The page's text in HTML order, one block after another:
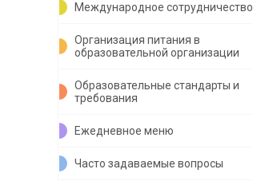
Международное сотрудничество
Организация питания в
образовательной организации
Образовательные стандарты и
требования
Ежедневное меню
Часто задаваемые вопросы